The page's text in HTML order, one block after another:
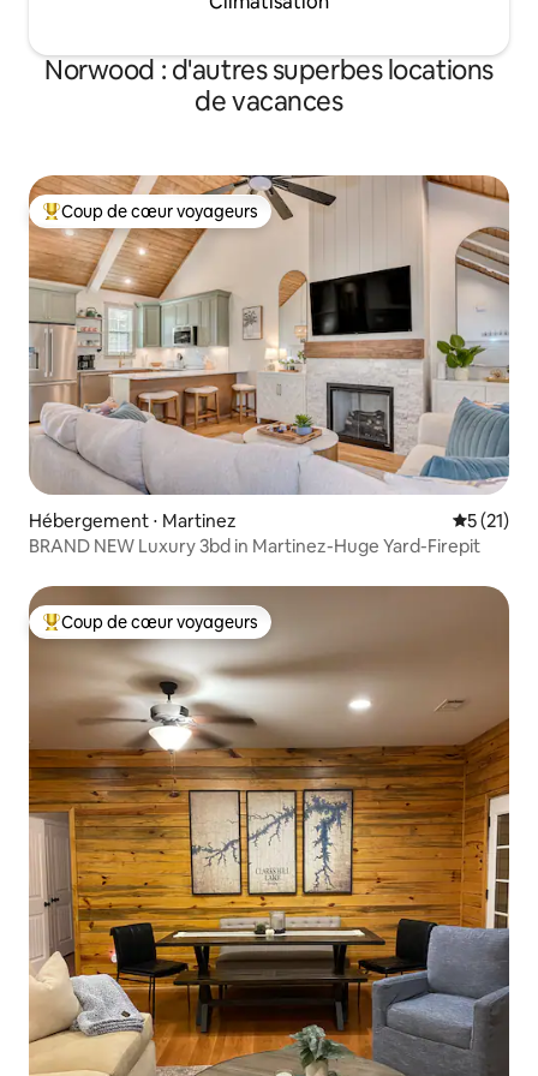
Norwood : d'autres superbes locations
de vacances
Coups de cœur voyageurs les plus appréciés
Coup de cœur voyageurs
Hébergement ⋅ Martinez
5 (21)
BRAND NEW Luxury 3bd in Martinez-Huge Yard-Firepit
Coups de cœur voyageurs les plus appréciés
Coup de cœur voyageurs